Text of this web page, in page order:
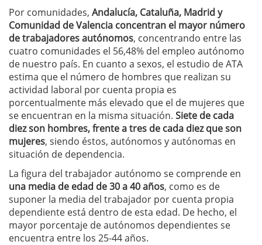
Por comunidades, Andalucía, Cataluña, Madrid y
Comunidad de Valencia concentran el mayor número
de trabajadores autónomos, concentrando entre las
cuatro comunidades el 56,48% del empleo autónomo
de nuestro país. En cuanto a sexos, el estudio de ATA
estima que el número de hombres que realizan su
actividad laboral por cuenta propia es
porcentualmente más elevado que el de mujeres que
se encuentran en la misma situación. Siete de cada
diez son hombres, frente a tres de cada diez que son
mujeres, siendo éstos, autónomos y autónomas en
situación de dependencia.
La figura del trabajador autónomo se comprende en
una media de edad de 30 a 40 años, como es de
suponer la media del trabajador por cuenta propia
dependiente está dentro de esta edad. De hecho, el
mayor porcentaje de autónomos dependientes se
encuentra entre los 25-44 años.